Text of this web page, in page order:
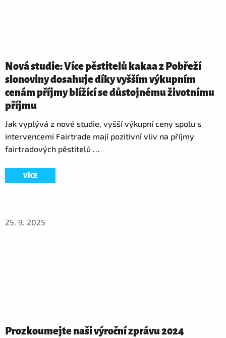
Nová studie: Více pěstitelů kakaa z Pobřeží
slonoviny dosahuje díky vyšším výkupním
cenám příjmy blížící se důstojnému životnímu
příjmu
Jak vyplývá z nové studie, vyšší výkupní ceny spolu s
intervencemi Fairtrade mají pozitivní vliv na příjmy
fairtradových pěstitelů …
VÍCE
25. 9. 2025
Prozkoumejte naši výroční zprávu 2024